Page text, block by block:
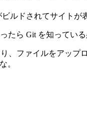
ルドされてサイト
たら Git を知っている
、ファイルをアップ
。